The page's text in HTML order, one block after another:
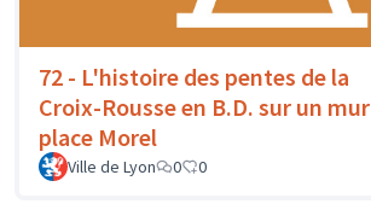
72 - L'histoire des pentes de la
Croix-Rousse en B.D. sur un mur
place Morel
Ville de Lyon 0 0